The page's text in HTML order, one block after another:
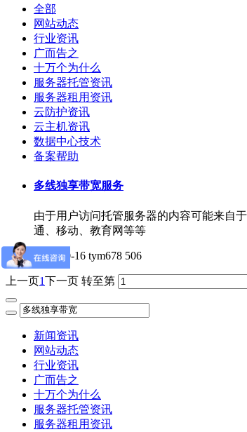
全部
网站动态
行业资讯
广而告之
十万个为什么
服务器托管资讯
服务器租用资讯
云防护资讯
云主机资讯
数据中心技术
备案帮助
多线独享带宽服务
由于用户访问托管服务器的内容可能来自
通、移动、教育网等等
2019-10-16 tym678 506
上一页1下一页 转至第
新闻资讯
网站动态
行业资讯
广而告之
十万个为什么
服务器托管资讯
服务器租用资讯